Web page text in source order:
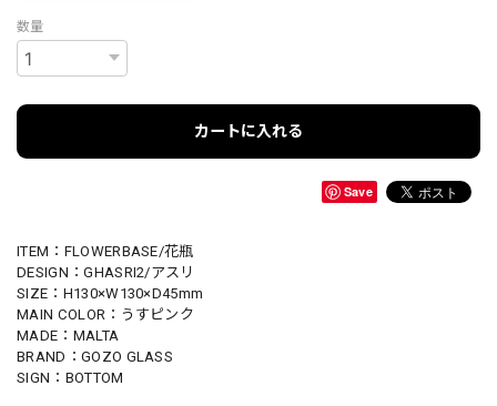
数量
カートに入れる
Save
ITEM：FLOWERBASE/花瓶
DESIGN：GHASRI2/アスリ
SIZE：H130×W130×D45mm
MAIN COLOR：うすピンク
MADE：MALTA
BRAND：GOZO GLASS
SIGN：BOTTOM